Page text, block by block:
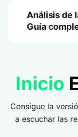
Análisis de
Guía
Inicio
Consigue la
a escuchar las